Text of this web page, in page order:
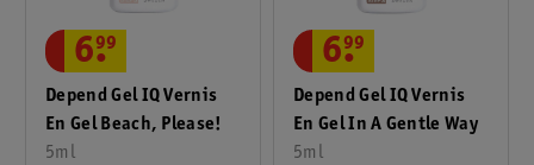
Depend Gel IQ Vernis
En Gel Beach, Please!
5ml
6.
99
Depend Gel IQ Vernis
En Gel In A Gentle Way
5ml
6.
99